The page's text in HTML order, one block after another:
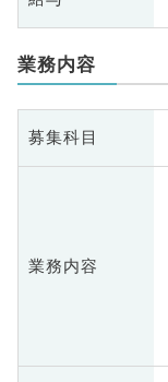
業務内容
募集科目
業務内容